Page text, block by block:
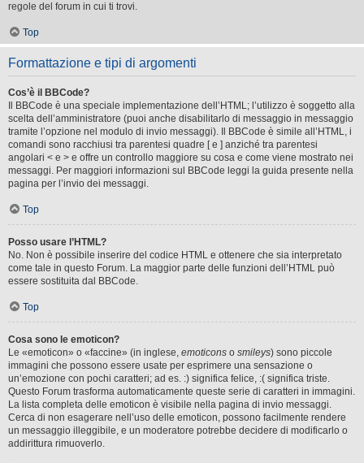
regole del forum in cui ti trovi.
Top
Formattazione e tipi di argomenti
Cos’è il BBCode?
Il BBCode è una speciale implementazione dell’HTML; l’utilizzo è soggetto alla
scelta dell’amministratore (puoi anche disabilitarlo di messaggio in messaggio
tramite l’opzione nel modulo di invio messaggi). Il BBCode è simile all’HTML, i
comandi sono racchiusi tra parentesi quadre [ e ] anziché tra parentesi
angolari < e > e offre un controllo maggiore su cosa e come viene mostrato nei
messaggi. Per maggiori informazioni sul BBCode leggi la guida presente nella
pagina per l’invio dei messaggi.
Top
Posso usare l’HTML?
No. Non è possibile inserire del codice HTML e ottenere che sia interpretato
come tale in questo Forum. La maggior parte delle funzioni dell’HTML può
essere sostituita dal BBCode.
Top
Cosa sono le emoticon?
Le «emoticon» o «faccine» (in inglese, emoticons o smileys) sono piccole
immagini che possono essere usate per esprimere una sensazione o
un’emozione con pochi caratteri; ad es. :) significa felice, :( significa triste.
Questo Forum trasforma automaticamente queste serie di caratteri in immagini.
La lista completa delle emoticon è visibile nella pagina di invio messaggi.
Cerca di non esagerare nell’uso delle emoticon, possono facilmente rendere
un messaggio illeggibile, e un moderatore potrebbe decidere di modificarlo o
addirittura rimuoverlo.